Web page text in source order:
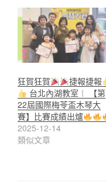
狂賀狂賀
捷報捷報
台北內湖教室︱ 【第
22屆國際梅苓盃木琴大
賽】比賽成績出爐
2025-12-14
類似文章